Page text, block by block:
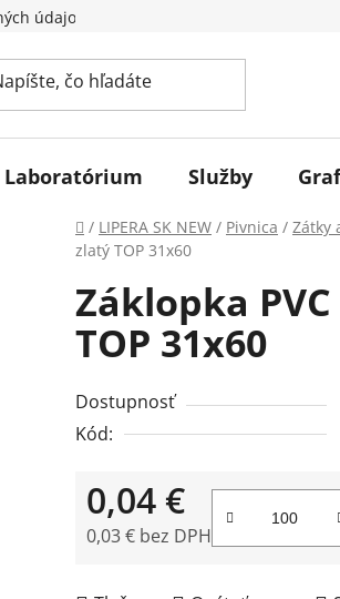
údajov
Laboratórium Služby
Domov
/ LIPERA SK NEW / Pivnica / Zátky
zlatý TOP 31x60
Záklopka
TOP 31x60
Dostupnosť
Kód:
0,04 €
0,03 € bez DPH